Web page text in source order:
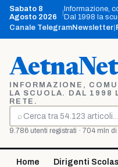
Vai
contenuto
Sabato 8
Agosto 2026
Informazione,
Dal 1998 la
Canale TelegramNewsletter
INFORMAZIONE,
LA SCUOLA. DAL 1998
RETE.
⌕
Cerca
9.786 utenti registrati · 704 mln
Home Dirigenti